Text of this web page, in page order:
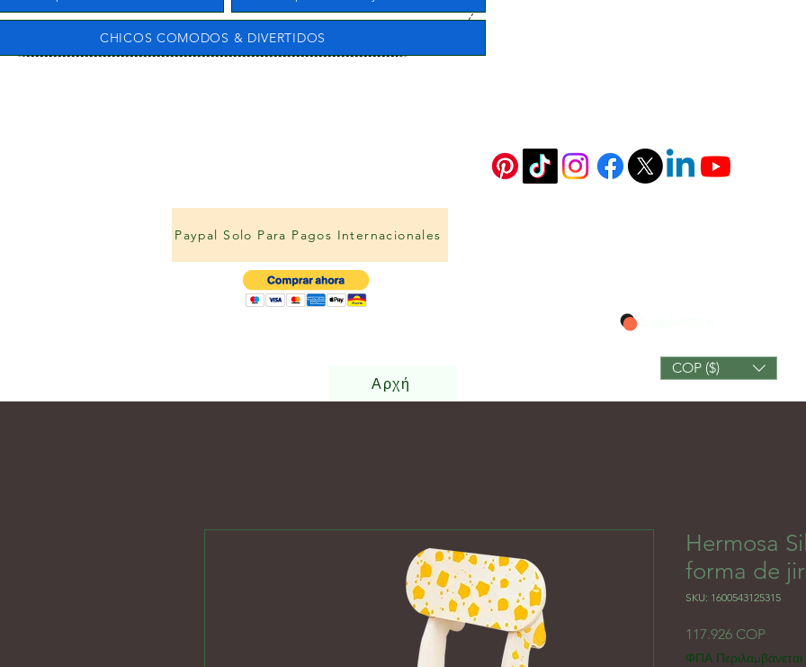
CHICOS COMODOS & DIVERTIDOS
Paypal Solo Para Pagos Internacionales
Αρχή
COP ($)
Hermosa
forma de
SKU: 1600543125315
117.926 COPΤιμή
ΦΠΑ Περιλαμβάνεται